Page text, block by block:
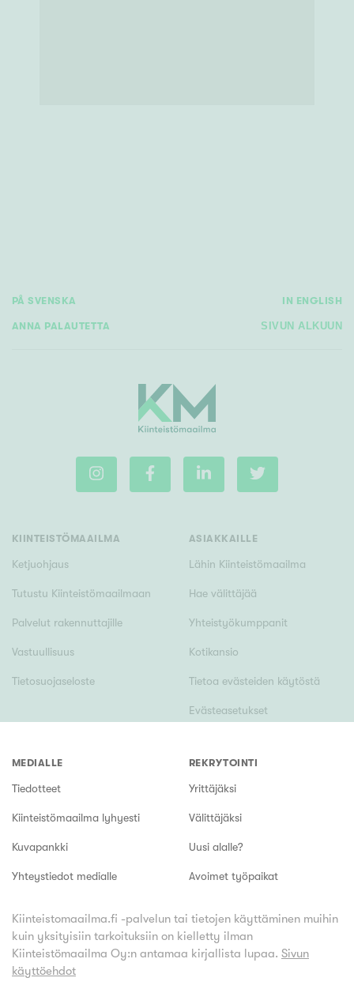
PÅ SVENSKA IN ENGLISH
ANNA PALAUTETTA SIVUN ALKUUN
KIINTEISTÖMAAILMA
Ketjuohjaus
Tutustu Kiinteistömaailmaan
Palvelut rakennuttajille
Vastuullisuus
Tietosuojaseloste
ASIAKKAILLE
Lähin Kiinteistömaailma
Hae välittäjää
Yhteistyökumppanit
Kotikansio
Tietoa evästeiden käytöstä
Evästeasetukset
MEDIALLE
Tiedotteet
Kiinteistömaailma lyhyesti
Kuvapankki
Yhteystiedot medialle
REKRYTOINTI
Yrittäjäksi
Välittäjäksi
Uusi alalle?
Avoimet työpaikat
Kiinteistomaailma.fi -palvelun tai tietojen käyttäminen muihin
kuin yksityisiin tarkoituksiin on kielletty ilman
Kiinteistömaailma Oy:n antamaa kirjallista lupaa. Sivun
käyttöehdot